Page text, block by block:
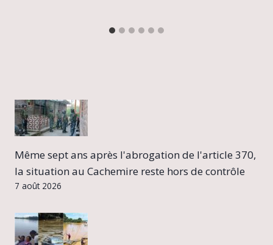
Même sept ans après l'abrogation de l'article 370,
la situation au Cachemire reste hors de contrôle
7 août 2026